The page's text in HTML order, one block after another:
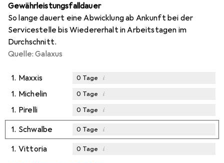
Gewährleistungsfalldauer
So lange dauert eine Abwicklung ab Ankunft bei der
Servicestelle bis Wiedererhalt in Arbeitstagen im
Durchschnitt.
Quelle: Galaxus
1. Maxxis 0 Tage i
1. Michelin 0 Tage i
1. Pirelli 0 Tage i
1. Schwalbe 0 Tage i
1. Vittoria 0 Tage i